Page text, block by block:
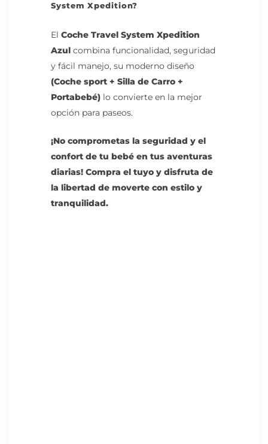
System Xpedition?
El Coche Travel System Xpedition
Azul combina funcionalidad, seguridad
y fácil manejo, su moderno diseño
(Coche sport + Silla de Carro +
Portabebé) lo convierte en la mejor
opción para paseos.
¡No comprometas la seguridad y el
confort de tu bebé en tus aventuras
diarias! Compra el tuyo y disfruta de
la libertad de moverte con estilo y
tranquilidad.